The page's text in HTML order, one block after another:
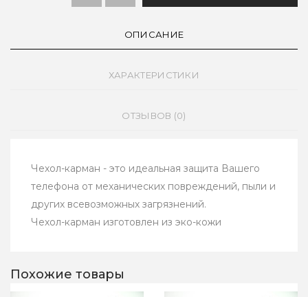
ОПИСАНИЕ
ХАРАКТЕРИСТИКИ
ОТЗЫВОВ (0)
Чехол-карман - это идеальная защита Вашего
телефона от механических повреждений, пыли и
других всевозможных загрязнений.
Чехол-карман изготовлен из эко-кожи
Похожие товары